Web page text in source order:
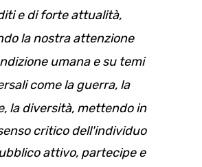
e di forte attualità,
la nostra attenzione
umana e su temi
come la guerra, la
la diversità, mettendoin
critico dell'individuo
attivo, partecipe e